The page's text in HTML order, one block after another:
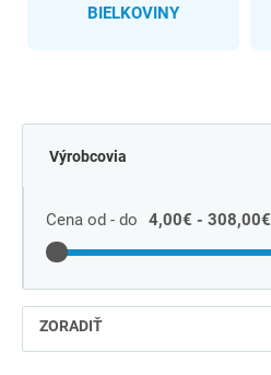
BIELKOVINY
Cena od - do 4,00€ - 308,00€
ZORADIŤ